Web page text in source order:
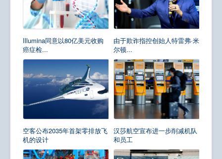
Illumina同意以80亿美元收购
癌症检...
由于欺诈指控创始人特雷弗·米
尔顿...
空客公布2035年首架零排放飞
机的设计
汉莎航空宣布进一步削减机队
和员工